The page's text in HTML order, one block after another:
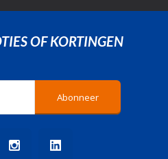
OF KORTINGEN
Abonneer